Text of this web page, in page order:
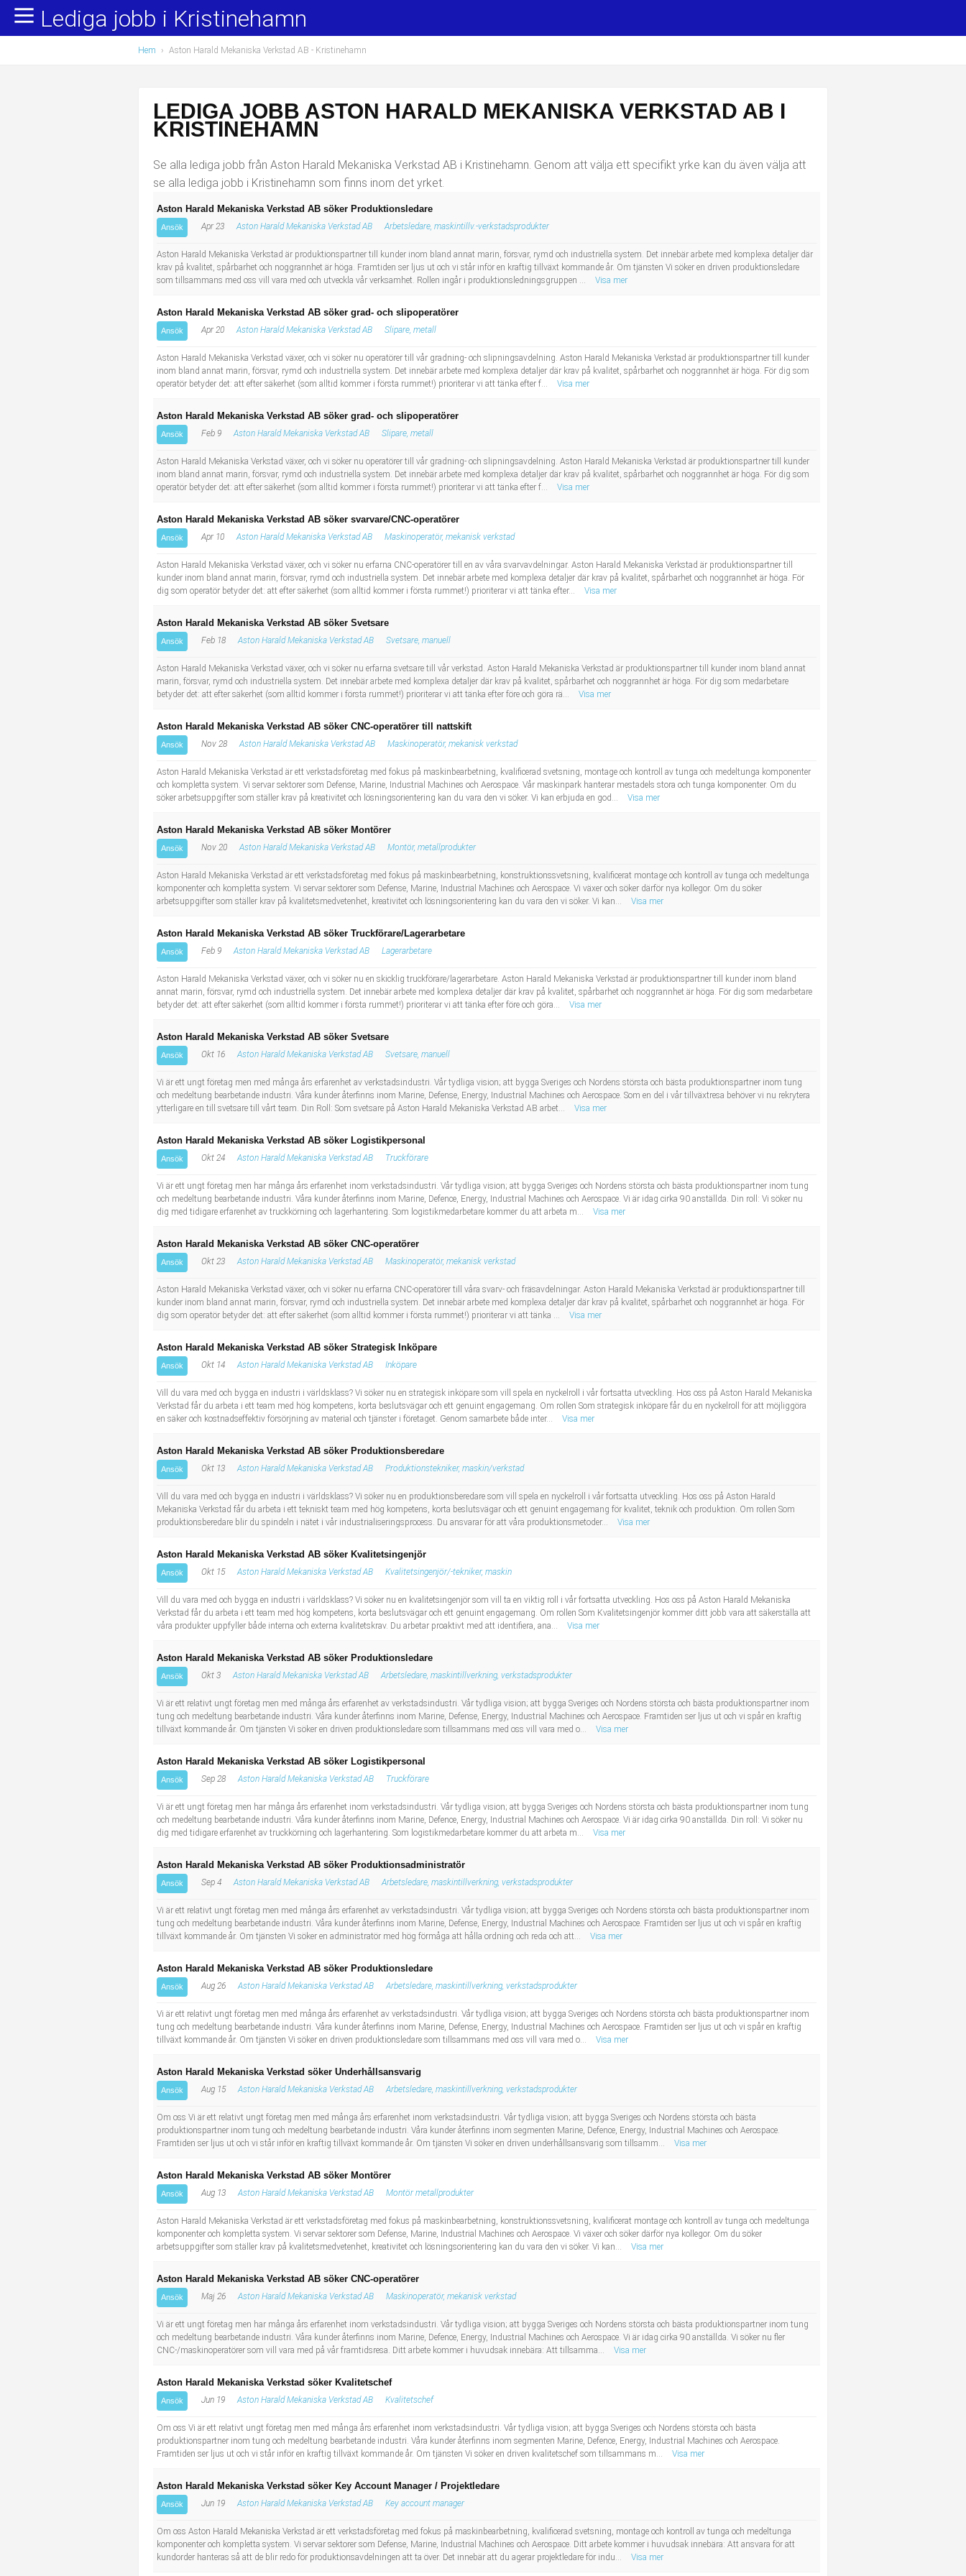
Yrkesområden
Administration, ekonomi, juridik
Chefer och verksamhetsledare
Hotell, restaurang, storhushåll
Installation, drift, underhåll
Naturvetenskapligt arbete
Sanering och renhållning
Populära jobb
Undersköterska, hemtjänst och äldreboende
Lärare i förskola/Förskollärare
Bussförare/Busschaufför
Behandlingsassistent/Socialpedagog
Tidningsbud/Tidningsdistributör
Lärare i fritidshem/Fritidspedagog
Läkarsekreterare/Vårdadmin/Medicinsk sekreterare
Informatör/Kommunikatör
Sjuksköterska, grundutbildad
Undersköterska, vård- o specialavd. o mottagning
Lediga jobb i Kristinehamn
Hem › Aston Harald Mekaniska Verkstad AB - Kristinehamn
LEDIGA JOBB ASTON HARALD MEKANISKA VERKSTAD AB I
KRISTINEHAMN
Se alla lediga jobb från Aston Harald Mekaniska Verkstad AB i Kristinehamn. Genom att välja ett specifikt yrke kan du även välja att
se alla lediga jobb i Kristinehamn som finns inom det yrket.
Aston Harald Mekaniska Verkstad AB söker Produktionsledare
Ansök Apr 23 Aston Harald Mekaniska Verkstad AB Arbetsledare, maskintillv.-verkstadsprodukter
Aston Harald Mekaniska Verkstad är produktionspartner till kunder inom bland annat marin, försvar, rymd och industriella system. Det innebär arbete med komplexa detaljer där
krav på kvalitet, spårbarhet och noggrannhet är höga. Framtiden ser ljus ut och vi står inför en kraftig tillväxt kommande år. Om tjänsten Vi söker en driven produktionsledare
som tillsammans med oss vill vara med och utveckla vår verksamhet. Rollen ingår i produktionsledningsgruppen ...
Visa mer
Aston Harald Mekaniska Verkstad AB söker grad- och slipoperatörer
Ansök Apr 20 Aston Harald Mekaniska Verkstad AB Slipare, metall
Aston Harald Mekaniska Verkstad växer, och vi söker nu operatörer till vår gradning- och slipningsavdelning. Aston Harald Mekaniska Verkstad är produktionspartner till kunder
inom bland annat marin, försvar, rymd och industriella system. Det innebär arbete med komplexa detaljer där krav på kvalitet, spårbarhet och noggrannhet är höga. För dig som
operatör betyder det: att efter säkerhet (som alltid kommer i första rummet!) prioriterar vi att tänka efter f...
Visa mer
Aston Harald Mekaniska Verkstad AB söker grad- och slipoperatörer
Ansök Feb 9 Aston Harald Mekaniska Verkstad AB Slipare, metall
Aston Harald Mekaniska Verkstad växer, och vi söker nu operatörer till vår gradning- och slipningsavdelning. Aston Harald Mekaniska Verkstad är produktionspartner till kunder
inom bland annat marin, försvar, rymd och industriella system. Det innebär arbete med komplexa detaljer där krav på kvalitet, spårbarhet och noggrannhet är höga. För dig som
operatör betyder det: att efter säkerhet (som alltid kommer i första rummet!) prioriterar vi att tänka efter f...
Visa mer
Aston Harald Mekaniska Verkstad AB söker svarvare/CNC-operatörer
Ansök Apr 10 Aston Harald Mekaniska Verkstad AB Maskinoperatör, mekanisk verkstad
Aston Harald Mekaniska Verkstad växer, och vi söker nu erfarna CNC-operatörer till en av våra svarvavdelningar. Aston Harald Mekaniska Verkstad är produktionspartner till
kunder inom bland annat marin, försvar, rymd och industriella system. Det innebär arbete med komplexa detaljer där krav på kvalitet, spårbarhet och noggrannhet är höga. För
dig som operatör betyder det: att efter säkerhet (som alltid kommer i första rummet!) prioriterar vi att tänka efter...
Visa mer
Aston Harald Mekaniska Verkstad AB söker Svetsare
Ansök Feb 18 Aston Harald Mekaniska Verkstad AB Svetsare, manuell
Aston Harald Mekaniska Verkstad växer, och vi söker nu erfarna svetsare till vår verkstad. Aston Harald Mekaniska Verkstad är produktionspartner till kunder inom bland annat
marin, försvar, rymd och industriella system. Det innebär arbete med komplexa detaljer där krav på kvalitet, spårbarhet och noggrannhet är höga. För dig som medarbetare
betyder det: att efter säkerhet (som alltid kommer i första rummet!) prioriterar vi att tänka efter före och göra rä...
Visa mer
Aston Harald Mekaniska Verkstad AB söker CNC-operatörer till nattskift
Ansök Nov 28 Aston Harald Mekaniska Verkstad AB Maskinoperatör, mekanisk verkstad
Aston Harald Mekaniska Verkstad är ett verkstadsföretag med fokus på maskinbearbetning, kvalificerad svetsning, montage och kontroll av tunga och medeltunga komponenter
och kompletta system. Vi servar sektorer som Defense, Marine, Industrial Machines och Aerospace. Vår maskinpark hanterar mestadels stora och tunga komponenter. Om du
söker arbetsuppgifter som ställer krav på kreativitet och lösningsorientering kan du vara den vi söker. Vi kan erbjuda en god...
Visa mer
Aston Harald Mekaniska Verkstad AB söker Montörer
Ansök Nov 20 Aston Harald Mekaniska Verkstad AB Montör, metallprodukter
Aston Harald Mekaniska Verkstad är ett verkstadsföretag med fokus på maskinbearbetning, konstruktionssvetsning, kvalificerat montage och kontroll av tunga och medeltunga
komponenter och kompletta system. Vi servar sektorer som Defense, Marine, Industrial Machines och Aerospace. Vi växer och söker därför nya kollegor. Om du söker
arbetsuppgifter som ställer krav på kvalitetsmedvetenhet, kreativitet och lösningsorientering kan du vara den vi söker. Vi kan...
Visa mer
Aston Harald Mekaniska Verkstad AB söker Truckförare/Lagerarbetare
Ansök Feb 9 Aston Harald Mekaniska Verkstad AB Lagerarbetare
Aston Harald Mekaniska Verkstad växer, och vi söker nu en skicklig truckförare/lagerarbetare. Aston Harald Mekaniska Verkstad är produktionspartner till kunder inom bland
annat marin, försvar, rymd och industriella system. Det innebär arbete med komplexa detaljer där krav på kvalitet, spårbarhet och noggrannhet är höga. För dig som medarbetare
betyder det: att efter säkerhet (som alltid kommer i första rummet!) prioriterar vi att tänka efter före och göra...
Visa mer
Aston Harald Mekaniska Verkstad AB söker Svetsare
Ansök Okt 16 Aston Harald Mekaniska Verkstad AB Svetsare, manuell
Vi är ett ungt företag men med många års erfarenhet av verkstadsindustri. Vår tydliga vision; att bygga Sveriges och Nordens största och bästa produktionspartner inom tung
och medeltung bearbetande industri. Våra kunder återfinns inom Marine, Defense, Energy, Industrial Machines och Aerospace. Som en del i vår tillväxtresa behöver vi nu rekrytera
ytterligare en till svetsare till vårt team. Din Roll: Som svetsare på Aston Harald Mekaniska Verkstad AB arbet...
Visa mer
Aston Harald Mekaniska Verkstad AB söker Logistikpersonal
Ansök Okt 24 Aston Harald Mekaniska Verkstad AB Truckförare
Vi är ett ungt företag men har många års erfarenhet inom verkstadsindustri. Vår tydliga vision; att bygga Sveriges och Nordens största och bästa produktionspartner inom tung
och medeltung bearbetande industri. Våra kunder återfinns inom Marine, Defence, Energy, Industrial Machines och Aerospace. Vi är idag cirka 90 anställda. Din roll: Vi söker nu
dig med tidigare erfarenhet av truckkörning och lagerhantering. Som logistikmedarbetare kommer du att arbeta m...
Visa mer
Aston Harald Mekaniska Verkstad AB söker CNC-operatörer
Ansök Okt 23 Aston Harald Mekaniska Verkstad AB Maskinoperatör, mekanisk verkstad
Aston Harald Mekaniska Verkstad växer, och vi söker nu erfarna CNC-operatörer till våra svarv- och fräsavdelningar. Aston Harald Mekaniska Verkstad är produktionspartner till
kunder inom bland annat marin, försvar, rymd och industriella system. Det innebär arbete med komplexa detaljer där krav på kvalitet, spårbarhet och noggrannhet är höga. För
dig som operatör betyder det: att efter säkerhet (som alltid kommer i första rummet!) prioriterar vi att tänka ...
Visa mer
Aston Harald Mekaniska Verkstad AB söker Strategisk Inköpare
Ansök Okt 14 Aston Harald Mekaniska Verkstad AB Inköpare
Vill du vara med och bygga en industri i världsklass? Vi söker nu en strategisk inköpare som vill spela en nyckelroll i vår fortsatta utveckling. Hos oss på Aston Harald Mekaniska
Verkstad får du arbeta i ett team med hög kompetens, korta beslutsvägar och ett genuint engagemang. Om rollen Som strategisk inköpare får du en nyckelroll för att möjliggöra
en säker och kostnadseffektiv försörjning av material och tjänster i företaget. Genom samarbete både inter...
Visa mer
Aston Harald Mekaniska Verkstad AB söker Produktionsberedare
Ansök Okt 13 Aston Harald Mekaniska Verkstad AB Produktionstekniker, maskin/verkstad
Vill du vara med och bygga en industri i världsklass? Vi söker nu en produktionsberedare som vill spela en nyckelroll i vår fortsatta utveckling. Hos oss på Aston Harald
Mekaniska Verkstad får du arbeta i ett tekniskt team med hög kompetens, korta beslutsvägar och ett genuint engagemang för kvalitet, teknik och produktion. Om rollen Som
produktionsberedare blir du spindeln i nätet i vår industrialiseringsprocess. Du ansvarar för att våra produktionsmetoder...
Visa mer
Aston Harald Mekaniska Verkstad AB söker Kvalitetsingenjör
Ansök Okt 15 Aston Harald Mekaniska Verkstad AB Kvalitetsingenjör/-tekniker, maskin
Vill du vara med och bygga en industri i världsklass? Vi söker nu en kvalitetsingenjör som vill ta en viktig roll i vår fortsatta utveckling. Hos oss på Aston Harald Mekaniska
Verkstad får du arbeta i ett team med hög kompetens, korta beslutsvägar och ett genuint engagemang. Om rollen Som Kvalitetsingenjör kommer ditt jobb vara att säkerställa att
våra produkter uppfyller både interna och externa kvalitetskrav. Du arbetar proaktivt med att identifiera, ana...
Visa mer
Aston Harald Mekaniska Verkstad AB söker Produktionsledare
Ansök Okt 3 Aston Harald Mekaniska Verkstad AB Arbetsledare, maskintillverkning, verkstadsprodukter
Vi är ett relativt ungt företag men med många års erfarenhet av verkstadsindustri. Vår tydliga vision; att bygga Sveriges och Nordens största och bästa produktionspartner inom
tung och medeltung bearbetande industri. Våra kunder återfinns inom Marine, Defense, Energy, Industrial Machines och Aerospace. Framtiden ser ljus ut och vi spår en kraftig
tillväxt kommande år. Om tjänsten Vi söker en driven produktionsledare som tillsammans med oss vill vara med o...
Visa mer
Aston Harald Mekaniska Verkstad AB söker Logistikpersonal
Ansök Sep 28 Aston Harald Mekaniska Verkstad AB Truckförare
Vi är ett ungt företag men har många års erfarenhet inom verkstadsindustri. Vår tydliga vision; att bygga Sveriges och Nordens största och bästa produktionspartner inom tung
och medeltung bearbetande industri. Våra kunder återfinns inom Marine, Defence, Energy, Industrial Machines och Aerospace. Vi är idag cirka 90 anställda. Din roll: Vi söker nu
dig med tidigare erfarenhet av truckkörning och lagerhantering. Som logistikmedarbetare kommer du att arbeta m...
Visa mer
Aston Harald Mekaniska Verkstad AB söker Produktionsadministratör
Ansök Sep 4 Aston Harald Mekaniska Verkstad AB Arbetsledare, maskintillverkning, verkstadsprodukter
Vi är ett relativt ungt företag men med många års erfarenhet av verkstadsindustri. Vår tydliga vision; att bygga Sveriges och Nordens största och bästa produktionspartner inom
tung och medeltung bearbetande industri. Våra kunder återfinns inom Marine, Defense, Energy, Industrial Machines och Aerospace. Framtiden ser ljus ut och vi spår en kraftig
tillväxt kommande år. Om tjänsten Vi söker en administratör med hög förmåga att hålla ordning och reda och att...
Visa mer
Aston Harald Mekaniska Verkstad AB söker Produktionsledare
Ansök Aug 26 Aston Harald Mekaniska Verkstad AB Arbetsledare, maskintillverkning, verkstadsprodukter
Vi är ett relativt ungt företag men med många års erfarenhet av verkstadsindustri. Vår tydliga vision; att bygga Sveriges och Nordens största och bästa produktionspartner inom
tung och medeltung bearbetande industri. Våra kunder återfinns inom Marine, Defense, Energy, Industrial Machines och Aerospace. Framtiden ser ljus ut och vi spår en kraftig
tillväxt kommande år. Om tjänsten Vi söker en driven produktionsledare som tillsammans med oss vill vara med o...
Visa mer
Aston Harald Mekaniska Verkstad söker Underhållsansvarig
Ansök Aug 15 Aston Harald Mekaniska Verkstad AB Arbetsledare, maskintillverkning, verkstadsprodukter
Om oss Vi är ett relativt ungt företag men med många års erfarenhet inom verkstadsindustri. Vår tydliga vision; att bygga Sveriges och Nordens största och bästa
produktionspartner inom tung och medeltung bearbetande industri. Våra kunder återfinns inom segmenten Marine, Defence, Energy, Industrial Machines och Aerospace.
Framtiden ser ljus ut och vi står inför en kraftig tillväxt kommande år. Om tjänsten Vi söker en driven underhållsansvarig som tillsamm...
Visa mer
Aston Harald Mekaniska Verkstad AB söker Montörer
Ansök Aug 13 Aston Harald Mekaniska Verkstad AB Montör metallprodukter
Aston Harald Mekaniska Verkstad är ett verkstadsföretag med fokus på maskinbearbetning, konstruktionssvetsning, kvalificerat montage och kontroll av tunga och medeltunga
komponenter och kompletta system. Vi servar sektorer som Defense, Marine, Industrial Machines och Aerospace. Vi växer och söker därför nya kollegor. Om du söker
arbetsuppgifter som ställer krav på kvalitetsmedvetenhet, kreativitet och lösningsorientering kan du vara den vi söker. Vi kan...
Visa mer
Aston Harald Mekaniska Verkstad AB söker CNC-operatörer
Ansök Maj 26 Aston Harald Mekaniska Verkstad AB Maskinoperatör, mekanisk verkstad
Vi är ett ungt företag men har många års erfarenhet inom verkstadsindustri. Vår tydliga vision; att bygga Sveriges och Nordens största och bästa produktionspartner inom tung
och medeltung bearbetande industri. Våra kunder återfinns inom Marine, Defence, Energy, Industrial Machines och Aerospace. Vi är idag cirka 90 anställda. Vi söker nu fler
CNC-/maskinoperatörer som vill vara med på vår framtidsresa. Ditt arbete kommer i huvudsak innebära: Att tillsamma...
Visa mer
Aston Harald Mekaniska Verkstad söker Kvalitetschef
Ansök Jun 19 Aston Harald Mekaniska Verkstad AB Kvalitetschef
Om oss Vi är ett relativt ungt företag men med många års erfarenhet inom verkstadsindustri. Vår tydliga vision; att bygga Sveriges och Nordens största och bästa
produktionspartner inom tung och medeltung bearbetande industri. Våra kunder återfinns inom segmenten Marine, Defence, Energy, Industrial Machines och Aerospace.
Framtiden ser ljus ut och vi står inför en kraftig tillväxt kommande år. Om tjänsten Vi söker en driven kvalitetschef som tillsammans m...
Visa mer
Aston Harald Mekaniska Verkstad söker Key Account Manager / Projektledare
Ansök Jun 19 Aston Harald Mekaniska Verkstad AB Key account manager
Om oss Aston Harald Mekaniska Verkstad är ett verkstadsföretag med fokus på maskinbearbetning, kvalificerad svetsning, montage och kontroll av tunga och medeltunga
komponenter och kompletta system. Vi servar sektorer som Defense, Marine, Industrial Machines och Aerospace. Ditt arbete kommer i huvudsak innebära: Att ansvara för att
kundorder hanteras så att de blir redo för produktionsavdelningen att ta över. Det innebär att du agerar projektledare för indu...
Visa mer